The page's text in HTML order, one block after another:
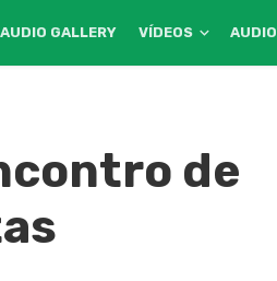
AUDIO GALLERY VÍDEOS AUDIO
de